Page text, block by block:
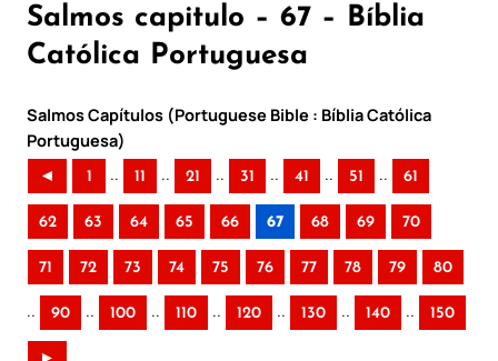
Salmos capitulo – 67 – Bíblia
Católica Portuguesa
Salmos Capítulos (Portuguese Bible : Bíblia Católica
Portuguesa)
◄ 1 .. 11 .. 21 .. 31 .. 41 .. 51 .. 61
62 63 64 65 66 67 68 69 70
71 72 73 74 75 76 77 78 79 80
.. 90 .. 100 .. 110 .. 120 .. 130 .. 140 .. 150